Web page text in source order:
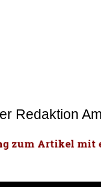
Redaktion